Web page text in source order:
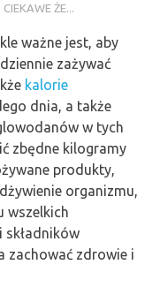
CIEKAWE ŻE...
ważne jest, aby
zażywać
kalorie
dnia, a także
w tych
zbędne kilogramy
produkty,
organizmu,
wszelkich
składników
zachować zdrowie i